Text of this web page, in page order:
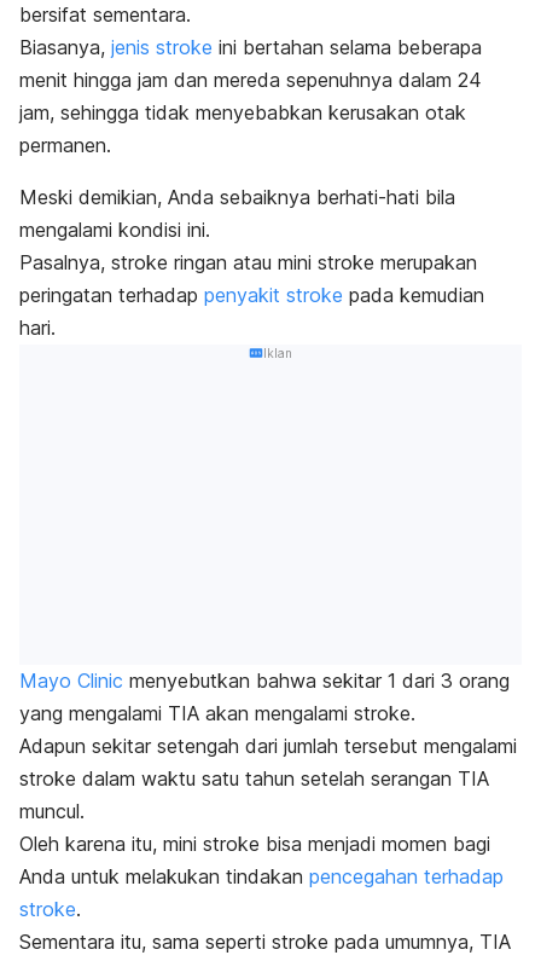
bersifat sementara.
Biasanya, jenis stroke ini bertahan selama beberapa
menit hingga jam dan mereda sepenuhnya dalam 24
jam, sehingga tidak menyebabkan kerusakan otak
permanen.
Meski demikian, Anda sebaiknya berhati-hati bila
mengalami kondisi ini.
Pasalnya, stroke ringan atau mini stroke merupakan
peringatan terhadap penyakit stroke pada kemudian
hari.
Iklan
Mayo Clinic menyebutkan bahwa sekitar 1 dari 3 orang
yang mengalami TIA akan mengalami stroke.
Adapun sekitar setengah dari jumlah tersebut mengalami
stroke dalam waktu satu tahun setelah serangan TIA
muncul.
Oleh karena itu, mini stroke bisa menjadi momen bagi
Anda untuk melakukan tindakan pencegahan terhadap
stroke.
Sementara itu, sama seperti stroke pada umumnya, TIA